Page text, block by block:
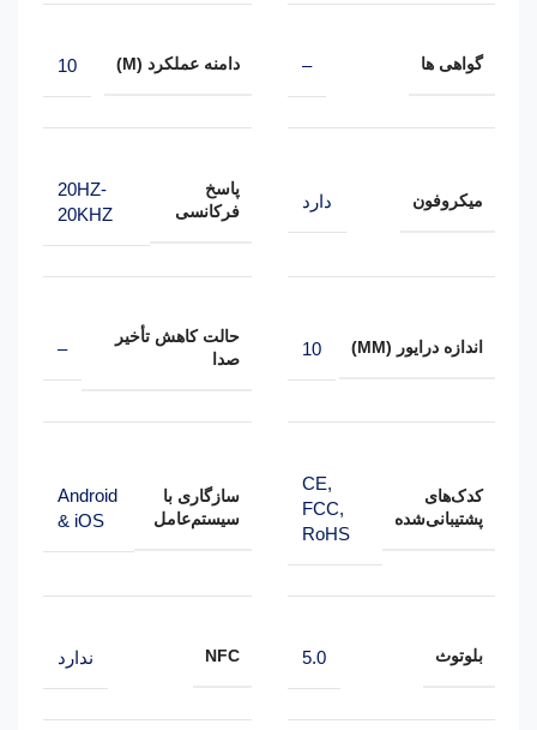
گواهی ها – دامنه عملکرد (M) 10
میکروفون دارد
پاسخ
فرکانسی
20HZ-
20KHZ
اندازه درایور (MM) 10
حالت کاهش تأخیر
صدا
–
کدک‌های
پشتیبانی‌شده
CE,
FCC,
RoHS
سازگاری با
سیستم‌عامل
Android
& iOS
بلوتوث 5.0
NFC ندارد